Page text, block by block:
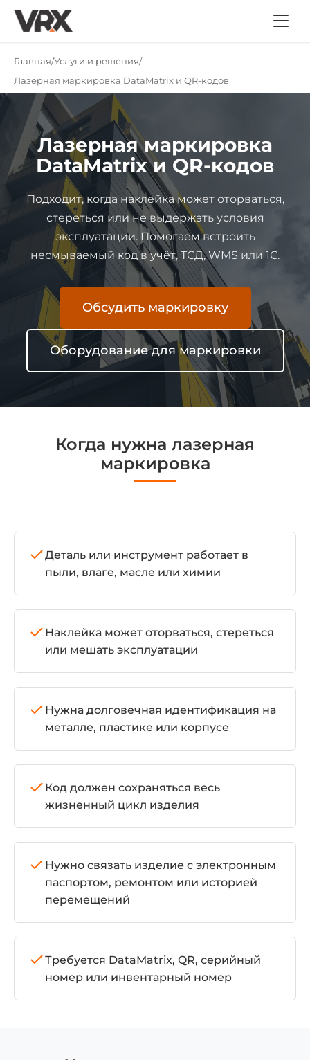
Главная Услуги и решения
Лазерная маркировка DataMatrix и QR-кодов
Лазерная маркировка
DataMatrix и QR-кодов
Подходит, когда наклейка может оторваться,
стереться или не выдержать условия
эксплуатации. Помогаем встроить
несмываемый код в учёт, ТСД, WMS или 1С.
Обсудить маркировку
Оборудование для маркировки
Когда нужна лазерная
маркировка
Деталь или инструмент работает в
пыли, влаге, масле или химии
Наклейка может оторваться, стереться
или мешать эксплуатации
Нужна долговечная идентификация на
металле, пластике или корпусе
Код должен сохраняться весь
жизненный цикл изделия
Нужно связать изделие с электронным
паспортом, ремонтом или историей
перемещений
Требуется DataMatrix, QR, серийный
номер или инвентарный номер